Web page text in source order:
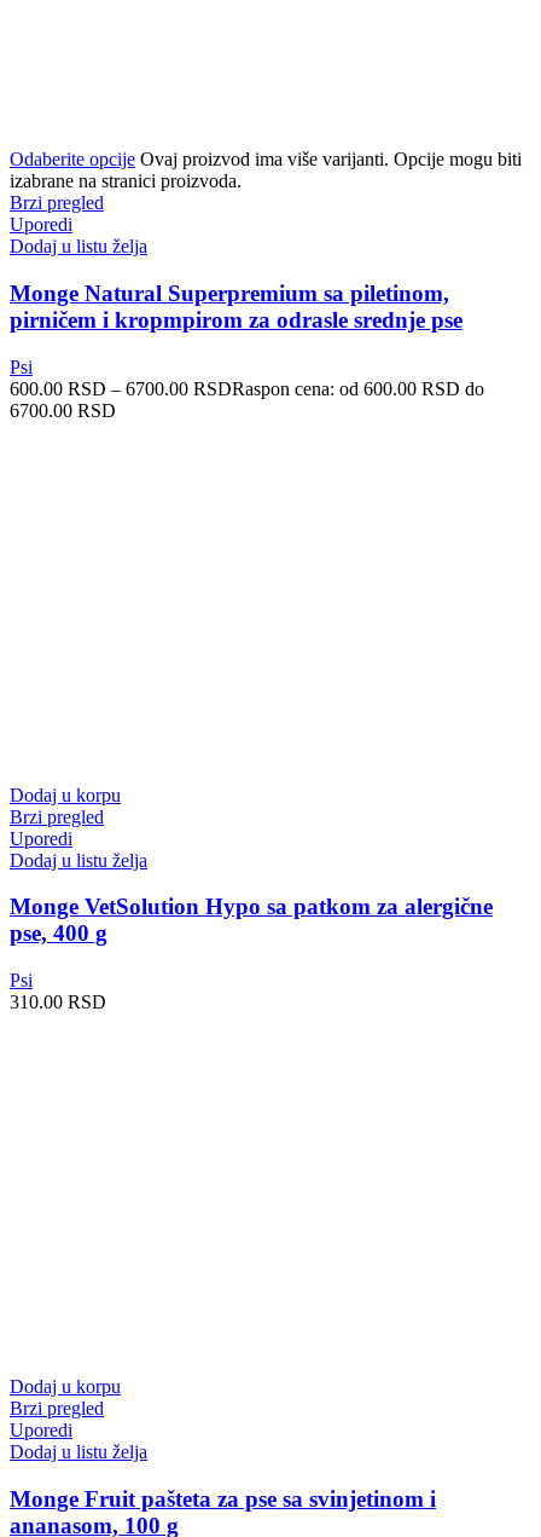
Odaberite opcije Ovaj proizvod ima više varijanti. Opcije mogu biti
izabrane na stranici proizvoda.
Brzi pregled
Uporedi
Dodaj u listu želja
Monge Natural Superpremium sa piletinom,
pirničem i kropmpirom za odrasle srednje pse
Psi
600.00 RSD – 6700.00 RSDRaspon cena: od 600.00 RSD do
6700.00 RSD
Dodaj u korpu
Brzi pregled
Uporedi
Dodaj u listu želja
Monge VetSolution Hypo sa patkom za alergične
pse, 400 g
Psi
310.00 RSD
Dodaj u korpu
Brzi pregled
Uporedi
Dodaj u listu želja
Monge Fruit pašteta za pse sa svinjetinom i
ananasom, 100 g